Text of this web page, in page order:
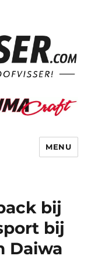
MENU
bij
bij
Daiwa